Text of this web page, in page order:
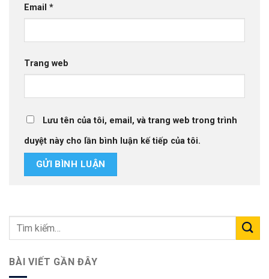
Email *
Trang web
Lưu tên của tôi, email, và trang web trong trình
duyệt này cho lần bình luận kế tiếp của tôi.
BÀI VIẾT GẦN ĐÂY